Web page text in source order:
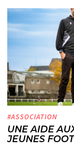
#ASSOCIATION
UNE AIDE
JEUNES